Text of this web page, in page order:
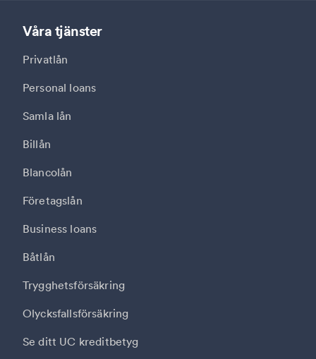
Våra tjänster
Privatlån
Personal loans
Samla lån
Billån
Blancolån
Företagslån
Business loans
Båtlån
Trygghetsförsäkring
Olycksfallsförsäkring
Se ditt UC kreditbetyg